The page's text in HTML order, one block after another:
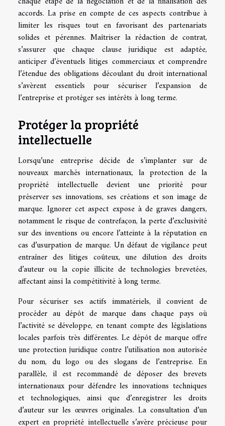
accords. La prise en compte de ces aspects contribue à
limiter les risques tout en favorisant des partenariats
solides et pérennes. Maîtriser la rédaction de contrat,
s’assurer que chaque clause juridique est adaptée,
anticiper d’éventuels litiges commerciaux et comprendre
l’étendue des obligations découlant du droit international
s’avèrent essentiels pour sécuriser l’expansion de
l’entreprise et protéger ses intérêts à long terme.
Protéger la propriété
intellectuelle
Lorsqu’une entreprise décide de s’implanter sur de
nouveaux marchés internationaux, la protection de la
propriété intellectuelle devient une priorité pour
préserver ses innovations, ses créations et son image de
marque. Ignorer cet aspect expose à de graves dangers,
notamment le risque de contrefaçon, la perte d’exclusivité
sur des inventions ou encore l’atteinte à la réputation en
cas d’usurpation de marque. Un défaut de vigilance peut
entraîner des litiges coûteux, une dilution des droits
d’auteur ou la copie illicite de technologies brevetées,
affectant ainsi la compétitivité à long terme.
Pour sécuriser ses actifs immatériels, il convient de
procéder au dépôt de marque dans chaque pays où
l’activité se développe, en tenant compte des législations
locales parfois très différentes. Le dépôt de marque offre
une protection juridique contre l’utilisation non autorisée
du nom, du logo ou des slogans de l’entreprise. En
parallèle, il est recommandé de déposer des brevets
internationaux pour défendre les innovations techniques
et technologiques, ainsi que d’enregistrer les droits
d’auteur sur les œuvres originales. La consultation d’un
expert en propriété intellectuelle s’avère précieuse pour